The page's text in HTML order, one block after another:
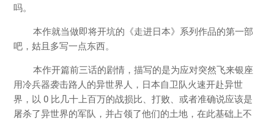
吗。
本作就当做即将开坑的《走进日本》系列作品的第一部
吧，姑且多写一点东西。
本作开篇前三话的剧情，描写的是为应对突然飞来银座
用冷兵器袭击路人的异世界人，日本自卫队火速开赴异世
界，以 0 比几十上百万的战损比、打败、或者准确说应该是
屠杀了异世界的军队，并占领了他们的土地，在此基础上不